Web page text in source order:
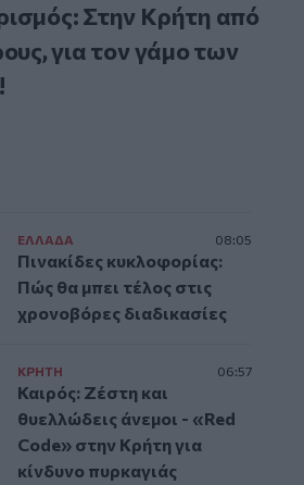
Στην Κρήτη από
για τον γάμο των
ΕΛΛAΔΑ 08:05
Πινακίδες κυκλοφορίας:
Πώς θα μπει τέλος στις
χρονοβόρες διαδικασίες
ΚΡΗΤΗ 06:57
Καιρός: Ζέστη και
θυελλώδεις άνεμοι - «Red
Code» στην Κρήτη για
κίνδυνο πυρκαγιάς